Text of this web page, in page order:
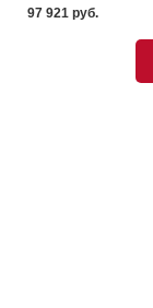
97 921 pуб.